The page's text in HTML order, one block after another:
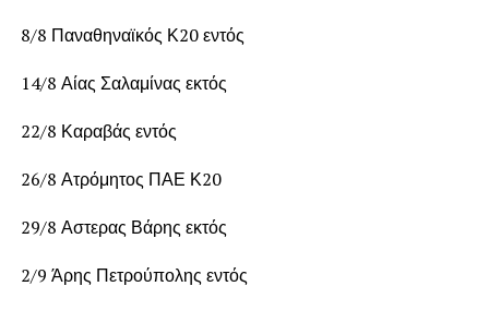
8/8 Παναθηναϊκός Κ20 εντός
14/8 Αίας Σαλαμίνας εκτός
22/8 Καραβάς εντός
26/8 Ατρόμητος ΠΑΕ Κ20
29/8 Αστερας Βάρης εκτός
2/9 Άρης Πετρούπολης εντός